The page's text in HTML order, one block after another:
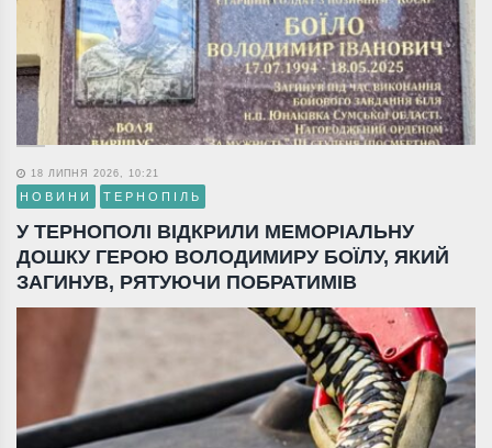
18 ЛИПНЯ 2026, 10:21
НОВИНИ ТЕРНОПІЛЬ
У ТЕРНОПОЛІ ВІДКРИЛИ МЕМОРІАЛЬНУ
ДОШКУ ГЕРОЮ ВОЛОДИМИРУ БОЇЛУ, ЯКИЙ
ЗАГИНУВ, РЯТУЮЧИ ПОБРАТИМІВ